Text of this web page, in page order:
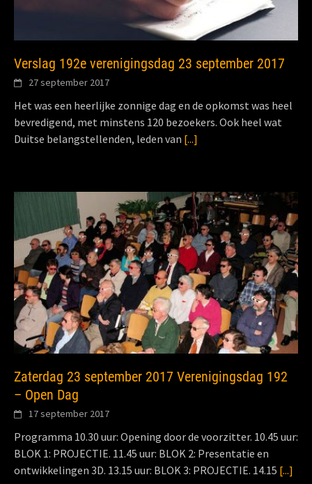
Verslag 192e verenigingsdag 23 september 2017
27 september 2017
Het was een heerlijke zonnige dag en de opkomst was heel
bevredigend, met minstens 120 bezoekers. Ook heel wat
Duitse belangstellenden, leden van [...]
Zaterdag 23 september 2017 Verenigingsdag 192
– Open Dag
17 september 2017
Programma 10.30 uur: Opening door de voorzitter. 10.45 uur:
BLOK 1: PROJECTIE. 11.45 uur: BLOK 2: Presentatie en
ontwikkelingen 3D. 13.15 uur: BLOK 3: PROJECTIE. 14.15 [...]